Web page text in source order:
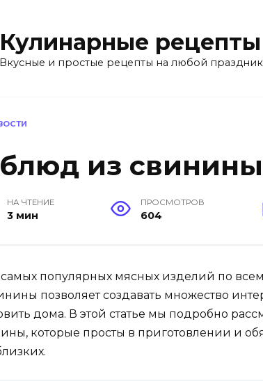
Кулинарные рецепты
Вкусные и простые рецепты на любой
из свинины
НА ЧТЕНИЕ
3 мин
ПРОСМОТРОВ
604
популярных мясных изделий по
позволяет создавать множество
дома. В этой статье мы подробно
которые просты в приготовлении и